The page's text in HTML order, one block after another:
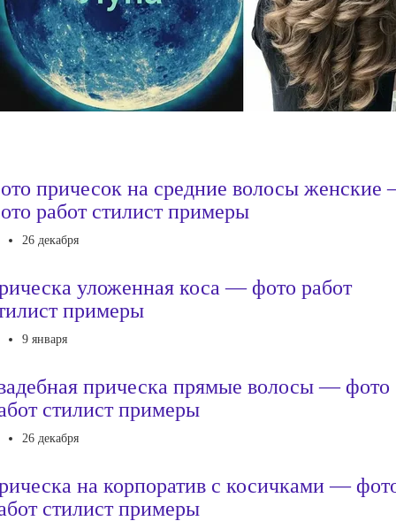
причесок на средние волосы женские
работ стилист примеры
26 декабря
уложенная коса — фото работ
примеры
9 января
прическа прямые волосы — фото
стилист примеры
26 декабря
на корпоратив с косичками —
стилист примеры